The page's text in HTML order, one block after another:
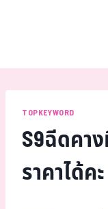
TOPKEYWORD
S9ฉีดคา
ราคาได้คะ